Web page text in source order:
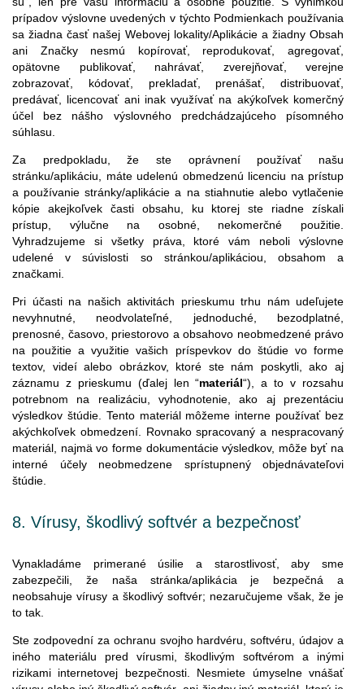
prípadov výslovne uvedených v týchto Podmienkach používania
sa žiadna časť našej Webovej lokality/Aplikácie a žiadny Obsah
ani Značky nesmú kopírovať, reprodukovať, agregovať,
opätovne publikovať, nahrávať, zverejňovať, verejne
zobrazovať, kódovať, prekladať, prenášať, distribuovať,
predávať, licencovať ani inak využívať na akýkoľvek komerčný
účel bez nášho výslovného predchádzajúceho písomného
súhlasu.
Za predpokladu, že ste oprávnení používať našu
stránku/aplikáciu, máte udelenú obmedzenú licenciu na prístup
a používanie stránky/aplikácie a na stiahnutie alebo vytlačenie
kópie akejkoľvek časti obsahu, ku ktorej ste riadne získali
prístup, výlučne na osobné, nekomerčné použitie.
Vyhradzujeme si všetky práva, ktoré vám neboli výslovne
udelené v súvislosti so stránkou/aplikáciou, obsahom a
značkami.
Pri účasti na našich aktivitách prieskumu trhu nám udeľujete
nevyhnutné, neodvolateľné, jednoduché, bezodplatné,
prenosné, časovo, priestorovo a obsahovo neobmedzené právo
na použitie a využitie vašich príspevkov do štúdie vo forme
textov, videí alebo obrázkov, ktoré ste nám poskytli, ako aj
záznamu z prieskumu (ďalej len “materiál“), a to v rozsahu
potrebnom na realizáciu, vyhodnotenie, ako aj prezentáciu
výsledkov štúdie. Tento materiál môžeme interne používať bez
akýchkoľvek obmedzení. Rovnako spracovaný a nespracovaný
materiál, najmä vo forme dokumentácie výsledkov, môže byť na
interné účely neobmedzene sprístupnený objednávateľovi
štúdie.
8. Vírusy, škodlivý softvér a bezpečnosť
Vynakladáme primerané úsilie a starostlivosť, aby sme
zabezpečili, že naša stránka/aplikácia je bezpečná a
neobsahuje vírusy a škodlivý softvér; nezaručujeme však, že je
to tak.
Ste zodpovední za ochranu svojho hardvéru, softvéru, údajov a
iného materiálu pred vírusmi, škodlivým softvérom a inými
rizikami internetovej bezpečnosti. Nesmiete úmyselne vnášať